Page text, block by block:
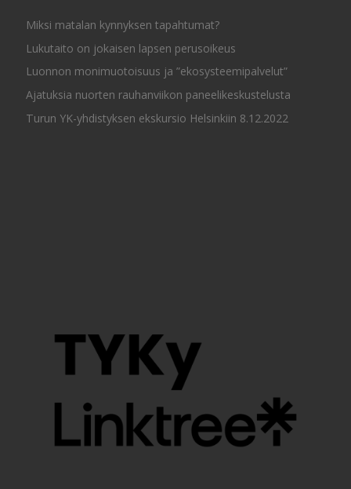
Miksi matalan kynnyksen tapahtumat?
Lukutaito on jokaisen lapsen perusoikeus
Luonnon monimuotoisuus ja ”ekosysteemipalvelut”
Ajatuksia nuorten rauhanviikon paneelikeskustelusta
Turun YK-yhdistyksen ekskursio Helsinkiin 8.12.2022